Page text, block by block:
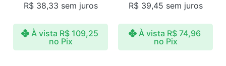
R$38,33 sem juros
À vista R$109,25
no Pix
R$39,45 sem juros
À vista R$74,96
no Pix